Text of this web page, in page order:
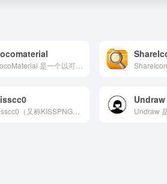
CocoMaterial 是一个以可爱手绘风格为特色的免费矢...
Kisscc0（又称KISSPNG）是一个大型的免费PNG透...
Undraw